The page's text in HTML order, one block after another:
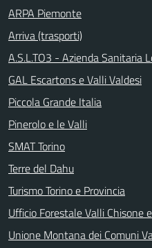
ARPA Piemonte
Arriva (trasporti)
A.S.L.TO3 - Azienda Sanitaria
GAL Escartons e Valli Valdesi
Piccola Grande Italia
Pinerolo e le Valli
SMAT Torino
Terre del Dahu
Turismo Torino e Provincia
Ufficio Forestale Valli Chisone
Unione Montana dei Comuni